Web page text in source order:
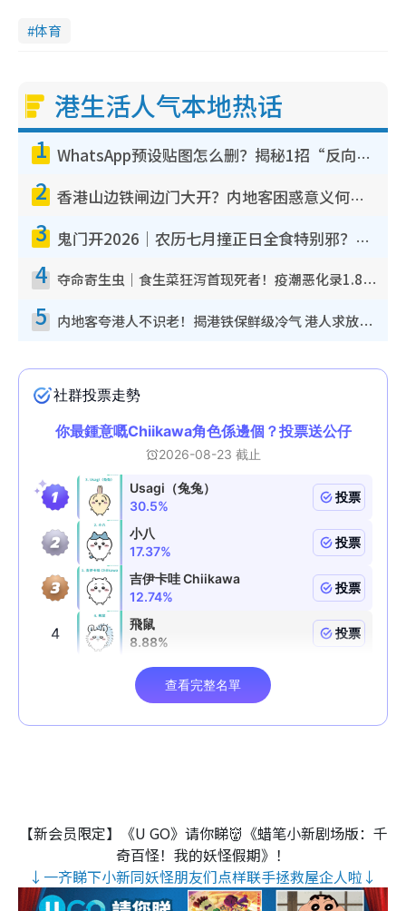
体育
港生活人气本地热话
1 WhatsApp预设贴图怎么删？揭秘1招“反向操作”还原简洁界面 附3步实测教程
2 香港山边铁闸边门大开？内地客困惑意义何在！网友神回复：这种叫法理性防御
3 鬼门开2026｜农历七月撞正日全食特别邪？专家警告切忌做一事！揭4大禁忌+2招保平安
4 夺命寄生虫｜食生菜狂泻首现死者！疫潮恶化录1.8万宗病例 揭洗菜3大谬误
5 内地客夸港人不识老！揭港铁保鲜级冷气 港人求放过：别投诉
【新会员限定】《U GO》请你睇👹《蜡笔小新剧场版：千
奇百怪！我的妖怪假期》！
↓一齐睇下小新同妖怪朋友们点样联手拯救屋企人啦↓